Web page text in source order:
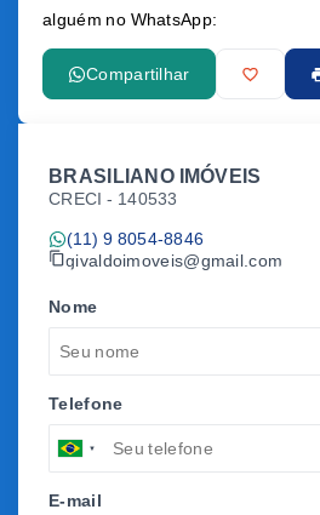
alguém no WhatsApp:
Compartilhar
BRASILIANO IMÓVEIS
CRECI - 140533
(11) 9 8054-8846
givaldoimoveis@gmail.com
Nome
Telefone
E-mail